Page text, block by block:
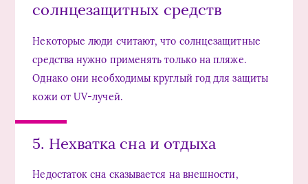
солнцезащитных средств
Некоторые люди считают, что солнцезащитные
средства нужно применять только на пляже.
Однако они необходимы круглый год для защиты
кожи от UV-лучей.
5. Нехватка сна и отдыха
Недостаток сна сказывается на внешности,